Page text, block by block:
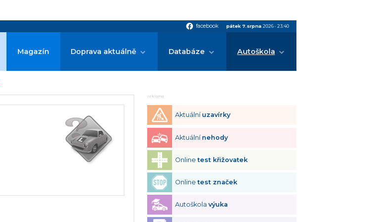
facebook facebook pátek 7.srpna 2026• 23:40
Magazín Doprava aktuálně Databáze Autoškola
reklama
Aktuální uzavírky
Aktuální nehody
Onlinetest křižovatek
Onlinetest značek
Autoškolavýuka